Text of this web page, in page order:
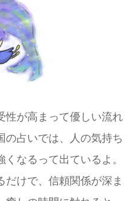
性が高まって優しい流れ
の占いでは、人の気持ち
なるって出ているよ。
けで、信頼関係が深ま